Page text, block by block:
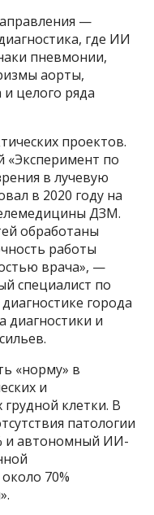
—
где ИИ
пневмонии,
аорты,
целого ряда
проектов.
«Эксперимент по
в лучевую
в 2020 году на
ДЗМ.
обработаны
работы
врача», —
специалист по
города
диагностики и
«норму» в
и
грудной клетки. В
патологии
и автономный ИИ-
70%